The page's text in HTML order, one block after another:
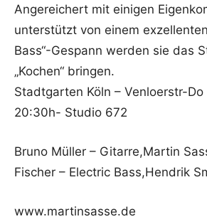
Angereichert mit einigen
unterstützt von einem
Bass“-Gespann werden sie das
„Kochen“ bringen.
Stadtgarten Köln – Venloerstr-Do
20:30h- Studio 672
Bruno Müller – Gitarre,Martin
Fischer – Electric Bass,Hendrik
www.martinsasse.de